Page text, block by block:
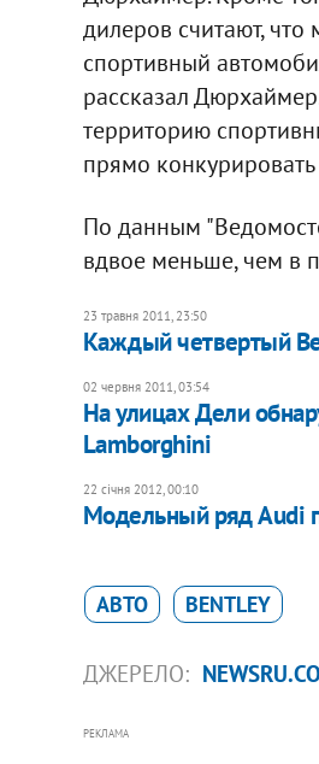
дилеров считают,
спортивный
рассказал
территорию
прямо
По данным
вдвое меньше, чем в
23 травня 2011, 23:50
Каждый четвертый
02 червня 2011, 03:54
На улицах Дели
Lamborghini
22 січня 2012, 00:10
Модельный ряд Audi
АВТО BENTLEY
ДЖЕРЕЛО:
РЕКЛАМА